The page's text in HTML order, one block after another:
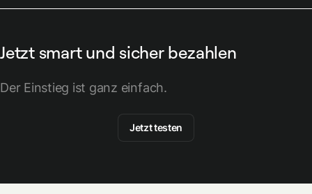
Jetzt smart und sicher bezahlen
Der Einstieg ist ganz einfach.
Jetzt testen